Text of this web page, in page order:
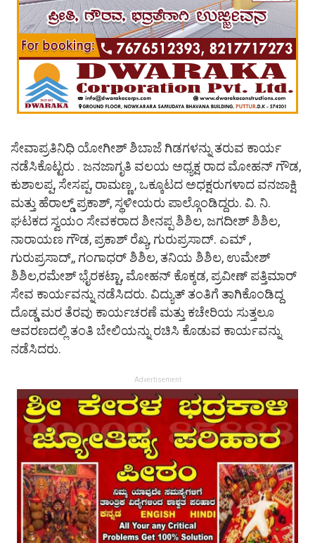
ಸೇವಾಪ್ರತಿನಿಧಿ ಯೋಗೀಶ್ ಶಿಬಾಜೆ ಗಿಡಗಳನ್ನು ತರುವ ಕಾರ್ಯ
ನಡೆಸಿಕೊಟ್ಟರು . ಜನಜಾಗೃತಿ ವಲಯ ಅಧ್ಯಕ್ಷ ರಾದ ಮೋಹನ್ ಗೌಡ,
ಕುಶಾಲಪ್ಪ, ಸೇಸಪ್ಪ, ರಾಮಣ್ಣ , ಒಕ್ಕೂಟದ ಅಧಕ್ಷರುಗಳಾದ ವನಜಾಕ್ಷಿ
ಮತ್ತು ಹೆರಾಲ್ಡ್ ಪ್ರಕಾಶ್, ಸ್ಥಳೀಯರು ಪಾಲ್ಗೊಂಡಿದ್ದರು. ವಿ. ನಿ.
ಘಟಕದ ಸ್ವಯಂ ಸೇವಕರಾದ ಶೀನಪ್ಪ ಶಿಶಿಲ, ಜಗದೀಶ್ ಶಿಶಿಲ,
ನಾರಾಯಣ ಗೌಡ, ಪ್ರಕಾಶ್ ರೆಖ್ಯ, ಗುರುಪ್ರಸಾದ್. ಎಮ್ ,
ಗುರುಪ್ರಸಾದ್,, ಗಂಗಾಧರ್ ಶಿಶಿಲ, ತನಿಯ ಶಿಶಿಲ, ಉಮೇಶ್
ಶಿಶಿಲ,ರಮೇಶ್ ಭೈರಕಟ್ಟಾ, ಮೋಹನ್ ಕೊಕ್ಕಡ, ಪ್ರವೀಣ್ ಪತ್ತಿಮಾರ್
ಸೇವ ಕಾರ್ಯವನ್ನು ನಡೆಸಿದರು. ವಿದ್ಯುತ್ ತಂತಿಗೆ ತಾಗಿಕೊಂಡಿದ್ದ
ದೊಡ್ಡ ಮರ ತೆರವು ಕಾರ್ಯಚರಣೆ ಮತ್ತು ಕಚೇರಿಯ ಸುತ್ತಲೂ
ಆವರಣದಲ್ಲಿ ತಂತಿ ಬೇಲಿಯನ್ನು ರಚಿಸಿ ಕೊಡುವ ಕಾರ್ಯವನ್ನು
ನಡೆಸಿದರು.
Advertisement